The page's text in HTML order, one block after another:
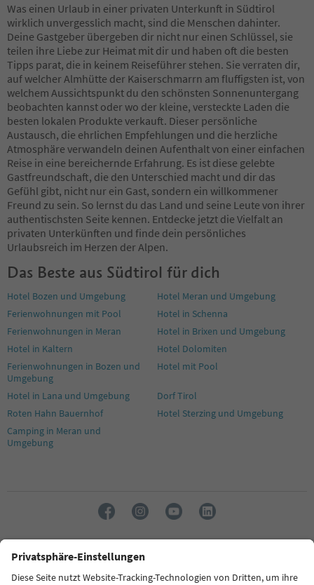
Was einen Urlaub in einer privaten Unterkunft in Südtirol
wirklich unvergesslich macht, sind die Menschen dahinter.
Deine Gastgeber übergeben dir nicht nur einen Schlüssel, sie
teilen ihre Liebe zur Heimat mit dir und haben oft die besten
Tipps parat, die in keinem Reiseführer stehen. Sie verraten dir,
auf welcher Almhütte der Kaiserschmarrn am fluffigsten ist, von
welchem Aussichtspunkt du den schönsten Sonnenuntergang
beobachten kannst oder wo der kleine, versteckte Laden die
besten lokalen Produkte verkauft. Dieser persönliche
Austausch, die ehrlichen Empfehlungen und die herzliche
Atmosphäre verwandeln deinen Aufenthalt von einer einfachen
Reise in eine bereichernde Erfahrung. Es ist diese gelebte
Gastfreundschaft, die den Unterschied macht und dir das
Gefühl gibt, nicht nur ein Gast, sondern ein willkommener
Freund zu sein. So lernst du das Land und seine Leute von ihrer
authentischsten Seite kennen. Entdecke jetzt die Vielfalt an
privaten Unterkünften und finde dein persönliches
Urlaubsreich im Herzen der Alpen.
Das Beste aus Südtirol für dich
Hotel Bozen und Umgebung
Hotel Meran und Umgebung
Ferienwohnungen mit Pool
Hotel in Schenna
Ferienwohnungen in Meran
Hotel in Brixen und Umgebung
Hotel in Kaltern
Hotel Dolomiten
Ferienwohnungen in Bozen und
Umgebung
Hotel mit Pool
Hotel in Lana und Umgebung
Dorf Tirol
Roten Hahn Bauernhof
Hotel Sterzing und Umgebung
Camping in Meran und
Umgebung
Sprache: Deutsch